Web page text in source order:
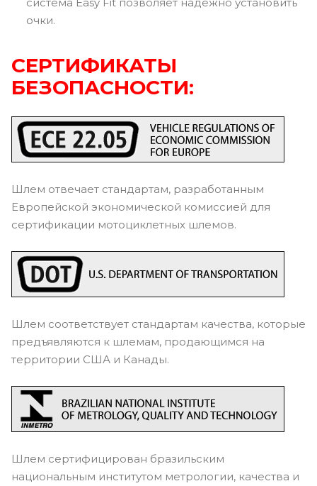
очки.
СЕРТИФИКАТЫ
БЕЗОПАСНОСТИ:
Шлем отвечает стандартам, разработанным
Европейской экономической комиссией для
сертификации мотоциклетных шлемов.
Шлем соответствует стандартам качества, которые
предъявляются к шлемам, продающимся на
территории США и Канады.
Шлем сертифицирован бразильским
национальным институтом метрологии, качества и